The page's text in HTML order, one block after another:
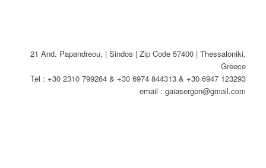
21 And. Papandreou, | Sindos | Zip Code 57400 | Thessaloniki,
Greece
Tel : +30 2310 799264 & +30 6974 844313 & +30 6947 123293
email : gaiasergon@gmail.com